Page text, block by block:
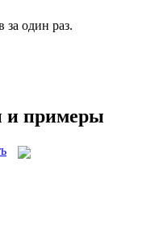
за один раз.
и примеры